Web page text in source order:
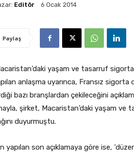
Editör 6 Ocak 2014
Paylaş
yaşam ve tasarruf
anlaşma uyarınca, Fransız
bazı branşlardan çekileceğini
şirket, Macaristan’daki yaşam ve
duyurmuştu.
yapılan son açıklamaya göre ise,